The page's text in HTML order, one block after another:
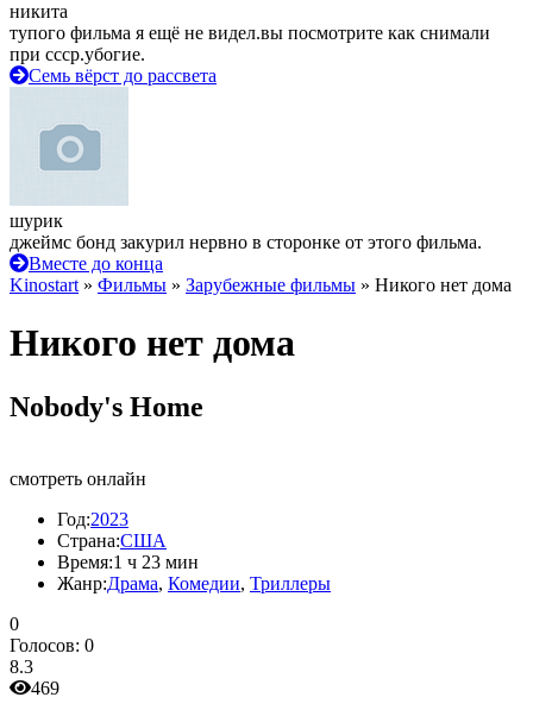
никита
тупого фильма я ещё не видел.вы посмотрите как снимали
при ссср.убогие.
Семь вёрст до рассвета
шурик
джеймс бонд закурил нервно в сторонке от этого фильма.
Вместе до конца
Kinostart » Фильмы » Зарубежные фильмы » Никого нет дома
Никого нет дома
Nobody's Home
смотреть онлайн
Год:2023
Страна:США
Время:1 ч 23 мин
Жанр:Драма, Комедии, Триллеры
0
Голосов: 0
8.3
469